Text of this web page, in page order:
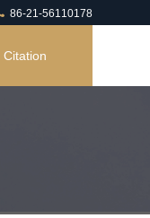
86-21-56110178
Citation